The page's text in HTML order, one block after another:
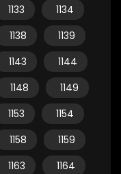
1133
1134
1138
1139
1143
1144
1148
1149
1153
1154
1158
1159
1163
1164